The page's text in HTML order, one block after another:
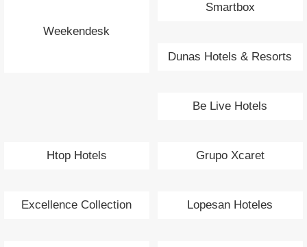
Weekendesk
Smartbox
Dunas Hotels & Resorts
Be Live Hotels
Htop Hotels Grupo Xcaret
Excellence Collection Lopesan Hoteles